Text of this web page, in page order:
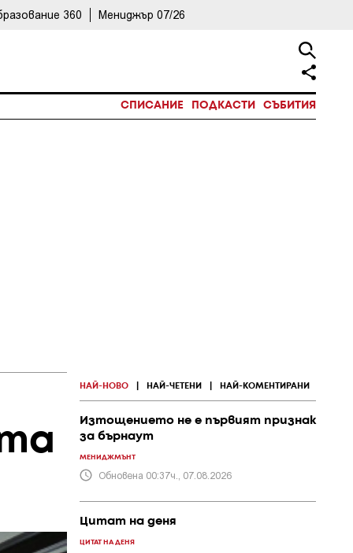
360 Мениджър 07/26
СПИСАНИЕ ПОДКАСТИ СЪБИТИЯ
НАЙ-НОВО НАЙ-ЧЕТЕНИ НАЙ-КОМЕНТИРАНИ
Изтощението не е първият признак
за бърнаут
МЕНИДЖМЪНТ
Обновена 00:37ч., 07.08.2026
Цитат на деня
ЦИТАТ НА ДЕНЯ